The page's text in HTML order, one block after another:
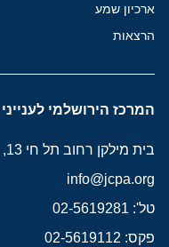
ארכיון שמע
הרצאות
המרכז הירושלמי לענייני
בית מילקן רחוב תל חי 13, ירושלים 9210717
info@jcpa.org
טל': 02-5619281
פקס: 02-5619112